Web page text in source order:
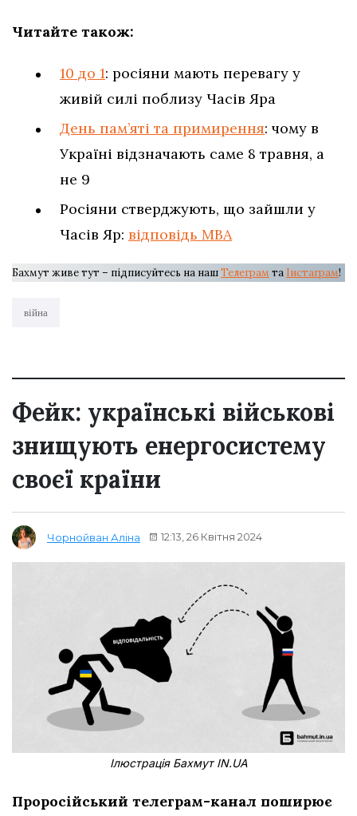
Читайте також:
10 до 1: росіяни мають перевагу у
живій силі поблизу Часів Яра
День пам’яті та примирення: чому в
Україні відзначають саме 8 травня, а
не 9
Росіяни стверджують, що зайшли у
Часів Яр: відповідь МВА
Бахмут живе тут – підписуйтесь на нашТелеграм та Інстаграм!
війна
Фейк: українські військові
знищують енергосистему
своєї країни
Чорнойван Аліна 12:13, 26 Квітня 2024
Ілюстрація Бахмут IN.UA
Проросійський телеграм-канал поширює